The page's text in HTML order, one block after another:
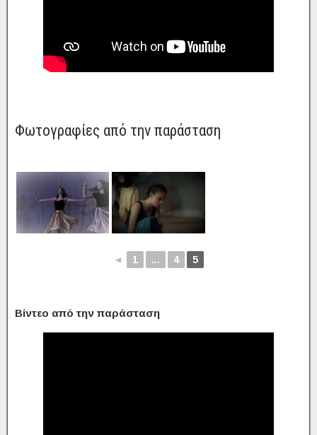
Φωτογραφίες από την παράσταση
◄ 1 ... 4 5
Βίντεο από την παράσταση